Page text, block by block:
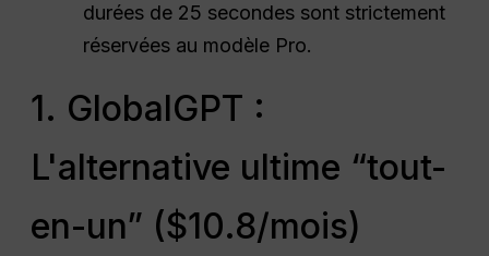
durées de 25 secondes sont strictement
réservées au modèle Pro.
1. GlobalGPT :
L'alternative ultime “tout-
en-un” ($10.8/mois)